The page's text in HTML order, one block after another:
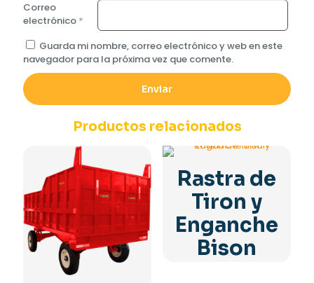
Correo
electrónico *
Guarda mi nombre, correo electrónico y web en este
navegador para la próxima vez que comente.
Productos relacionados
Rastra de
Tiron y
Enganche
Bison